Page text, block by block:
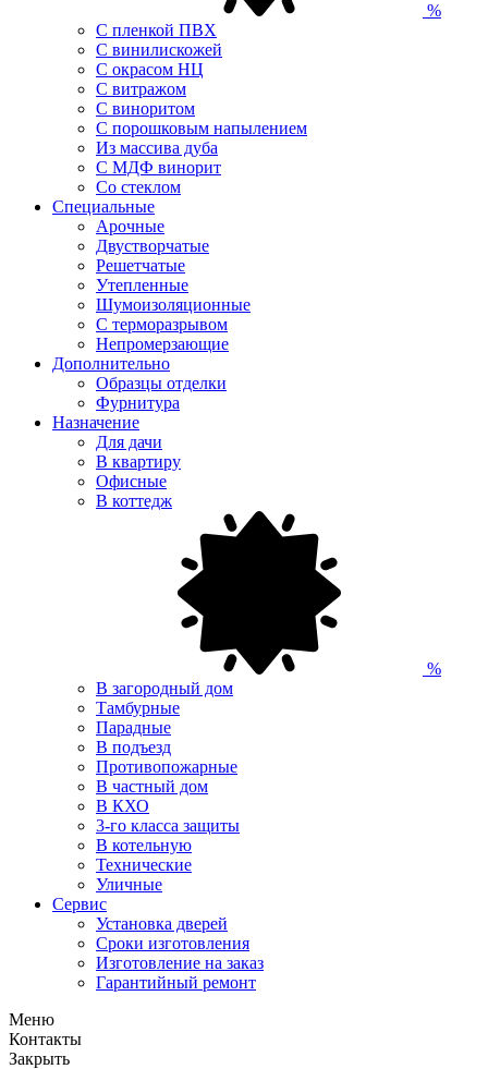
%
С пленкой ПВХ
С винилискожей
С окрасом НЦ
С витражом
С виноритом
С порошковым напылением
Из массива дуба
С МДФ винорит
Со стеклом
Специальные
Арочные
Двустворчатые
Решетчатые
Утепленные
Шумоизоляционные
С терморазрывом
Непромерзающие
Дополнительно
Образцы отделки
Фурнитура
Назначение
Для дачи
В квартиру
Офисные
В коттедж
%
В загородный дом
Тамбурные
Парадные
В подъезд
Противопожарные
В частный дом
В КХО
3-го класса защиты
В котельную
Технические
Уличные
Сервис
Установка дверей
Сроки изготовления
Изготовление на заказ
Гарантийный ремонт
Меню
Контакты
Закрыть